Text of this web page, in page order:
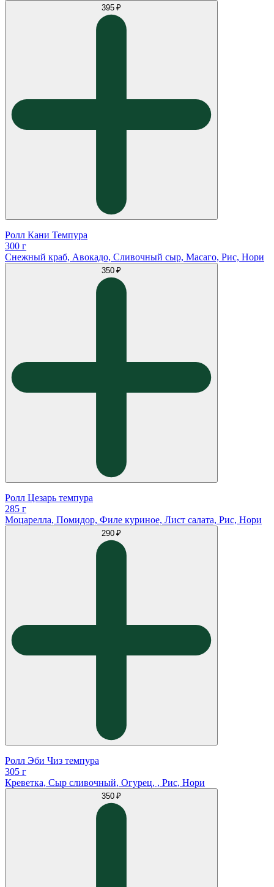
395 ₽
Ролл Кани Темпура
300 г
Снежный краб, Авокадо, Сливочный сыр, Масаго, Рис, Нори
350 ₽
Ролл Цезарь темпура
285 г
Моцарелла, Помидор, Филе куриное, Лист салата, Рис, Нори
290 ₽
Ролл Эби Чиз темпура
305 г
Креветка, Сыр сливочный, Огурец, , Рис, Нори
350 ₽